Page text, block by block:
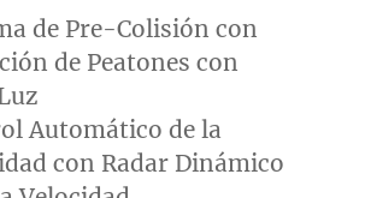
de Pre-Colisión con
de Peatones con
Automático de la
con Radar Dinámico